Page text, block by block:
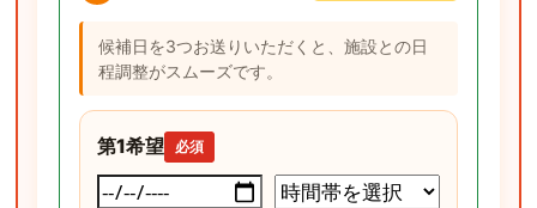
候補日を3つお送りいただくと、施設との日
程調整がスムーズです。
第1希望 必須